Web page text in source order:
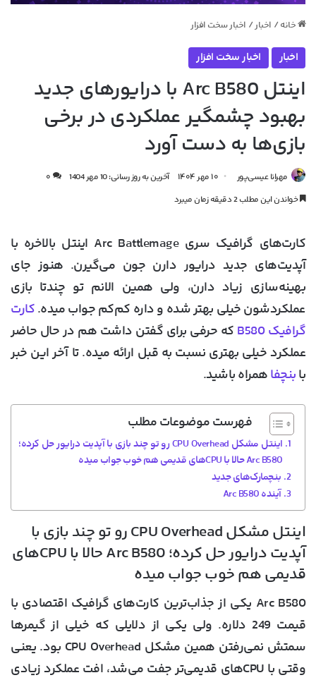
خانه / اخبار / اخبار سخت افزار
اخبار اخبار سخت افزار
اینتل Arc B580 با درایورهای جدید
بهبود چشمگیر عملکردی در برخی
بازی‌ها به دست آورد
مهرانا عیسی‌پور ۱۰ مهر ۱۴۰۴ آخرین به روز رسانی: 10 مهر 1404
۰
خواندن این مطلب 2 دقیقه زمان میبرد
کارت‌های گرافیک سری Arc Battlemage اینتل بالاخره با
آپدیت‌های جدید درایور دارن جون می‌گیرن. هنوز جای
بهینه‌سازی زیاد دارن، ولی همین الانم تو چندتا بازی
عملکردشون خیلی بهتر شده و داره کم‌کم جواب میده.کارت
گرافیک B580
که حرفی برای گفتن داشت هم در حال حاضر
عملکرد خیلی بهتری نسبت به قبل ارائه میده. تا آخر این خبر
بابنچفاهمراه باشید.
فهرست موضوعات مطلب
اینتل مشکل CPU Overhead رو تو چند بازی با آپدیت درایور حل کرده؛
Arc B580 حالا با CPUهای قدیمی هم خوب جواب میده
بنچمارک‌های جدید
آینده Arc B580
اینتل مشکل CPU Overhead رو تو چند بازی با
آپدیت درایور حل کرده؛ Arc B580 حالا با CPUهای
قدیمی هم خوب جواب میده
Arc B580 یکی از جذاب‌ترین کارت‌های گرافیک اقتصادی با
قیمت 249 دلاره. ولی یکی از دلایلی که خیلی از گیمرها
سمتش نمی‌رفتن همین مشکل CPU Overhead بود. یعنی
وقتی با CPUهای قدیمی‌تر جفت می‌شد، افت عملکرد زیادی